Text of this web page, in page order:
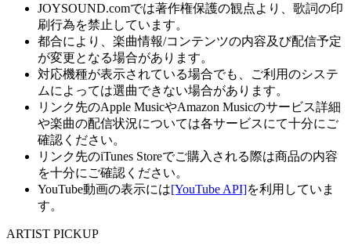
JOYSOUND.comでは著作権保護の観点より、歌詞の印
刷行為を禁止しています。
都合により、楽曲情報/コンテンツの内容及び配信予定
が変更となる場合があります。
対応機種が表示されている場合でも、ご利用のシステ
ムによっては選曲できない場合があります。
リンク先のApple MusicやAmazon Musicのサービス詳細
や楽曲の配信状況については各サービスにて十分にご
確認ください。
リンク先のiTunes Storeでご購入される際は商品の内容
を十分にご確認ください。
YouTube動画の表示には[YouTube API]を利用していま
す。
ARTIST PICKUP